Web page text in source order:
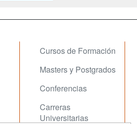
Cursos de Formación
Masters y Postgrados
Conferencias
Carreras
Universitarias